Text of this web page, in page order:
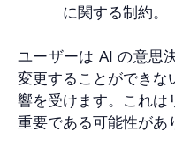
に関する制約。
ユーザーは AI の意思
変更することができな
響を受けます。これは
重要である可能性があ